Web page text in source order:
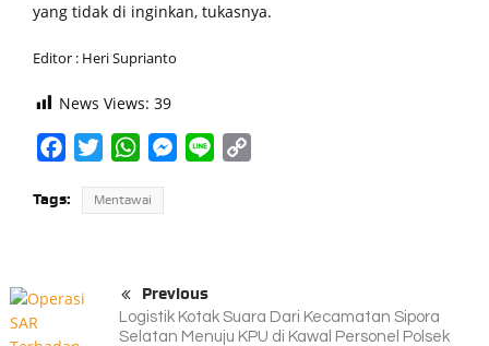
yang tidak di inginkan, tukasnya.
Editor : Heri Suprianto
News Views: 39
FacebookTwitterWhatsAppMessenger
Line
Tags: Mentawai
Previous
Logistik Kotak Suara Dari Kecamatan Sipora
Selatan Menuju KPU di Kawal Personel Polsek